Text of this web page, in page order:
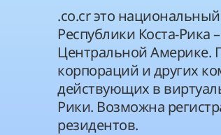
.co.cr это
Республики Коста-Рика
Центральной Америке.
корпораций и других
действующих в
Рики. Возможна
резидентов.